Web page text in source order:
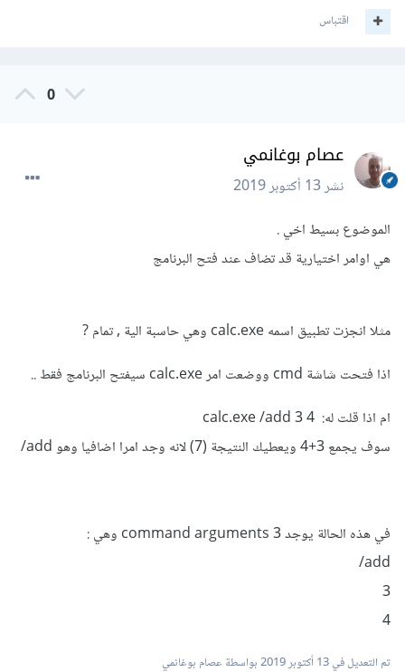
اقتباس
0
عصام بوغانمي
نشر13 أكتوبر 2019
الموضوع بسيط اخي .
هي اوامر اختيارية قد تضاف عند فتح البرنامج
مثلا انجزت تطبيق اسمه calc.exe وهي حاسبة الية , تمام ?
اذا فتحت شاشة cmd ووضعت امر calc.exe سيفتح البرنامج فقط ..
ام اذا قلت له: calc.exe /add 3 4
سوف يجمع 3+4 ويعطيك النتيجة (7) لانه وجد امرا اضافيا وهو add/
في هذه الحالة يوجد 3 command arguments وهي :
add/
3
4
تم التعديل في13 أكتوبر 2019 بواسطة عصام بوغانمي